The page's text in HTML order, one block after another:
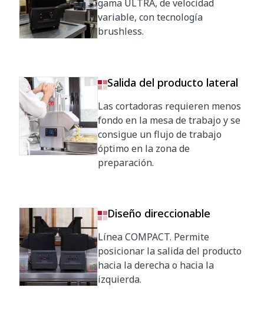
gama ULTRA, de velocidad
variable, con tecnología
brushless.
Salida del producto lateral
Las cortadoras requieren menos
fondo en la mesa de trabajo y se
consigue un flujo de trabajo
óptimo en la zona de
preparación.
Diseño direccionable
Línea COMPACT. Permite
posicionar la salida del producto
hacia la derecha o hacia la
izquierda.